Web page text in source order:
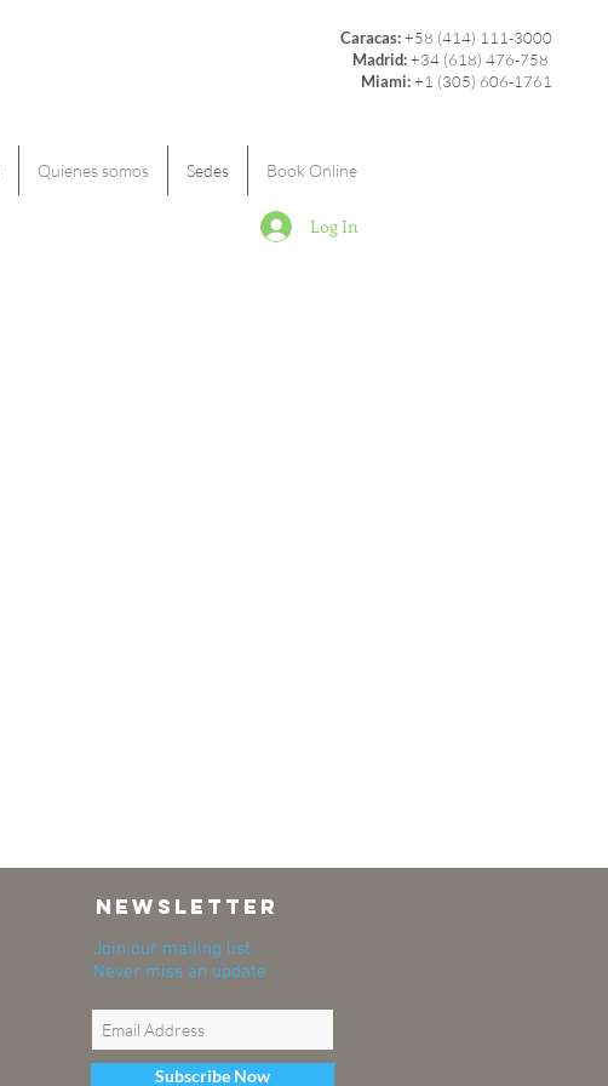
Caracas:+58 (414) 111-3000
Madrid:+34 (618) 476-758
Miami:+1 (305) 606-1761
Quienes somos Sedes Book Online
Log In
NEWSLETTER
Join our mailing list
Never miss an update
Subscribe Now